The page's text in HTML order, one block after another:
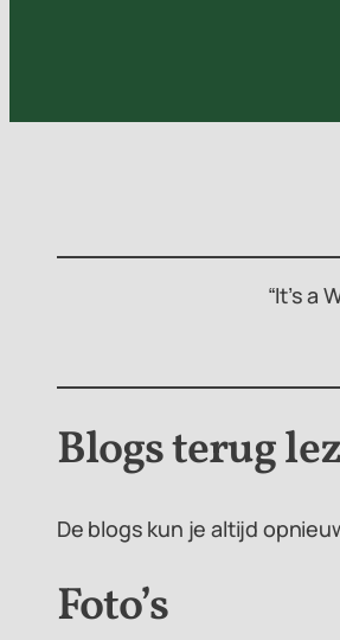
inhoud
“It’s a
Blogs terug
De blogs kun je altijd
Foto’s